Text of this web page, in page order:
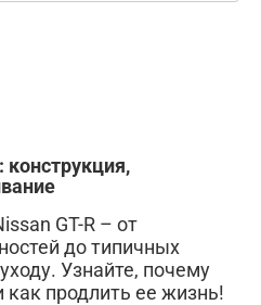
конструкция,
GT-R – от
до типичных
Узнайте, почему
как продлить ее жизнь!